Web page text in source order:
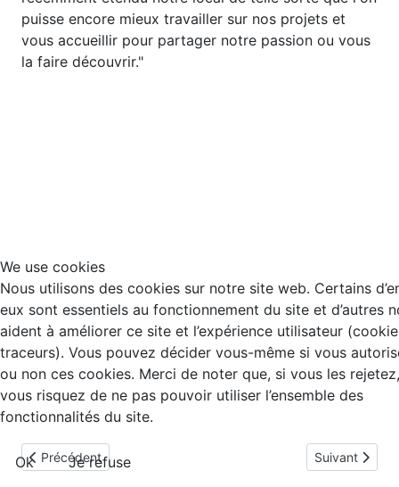
puisse encore mieux travailler sur nos projets et
vous accueillir pour partager notre passion ou vous
la faire découvrir."
Article précédent : Table d'HOtes du 24 novembre 2022
Précédent Article
Suivant
We use cookies
Nous utilisons des cookies sur notre site web. Certains
eux sont essentiels au fonctionnement du site et d’autres
aident à améliorer ce site et l’expérience utilisateur
traceurs). Vous pouvez décider vous-même si vous
ou non ces cookies. Merci de noter que, si vous les rejetez,
vous risquez de ne pas pouvoir utiliser l’ensemble des
fonctionnalités du site.
Ok Je refuse